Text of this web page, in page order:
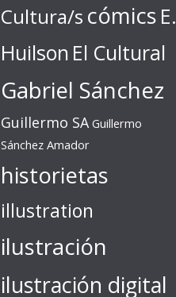
Cultura/s cómics E.
Huilson El Cultural
Gabriel Sánchez
Guillermo SA Guillermo
Sánchez Amador
historietas
illustration
ilustración
ilustración digital